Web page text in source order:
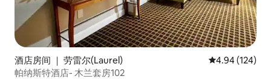
酒店房间 ｜ 劳雷尔(Laurel) 平均评分 4.94
4.94 (124)
帕纳斯特酒店- 木兰套房102